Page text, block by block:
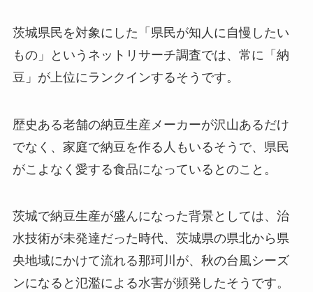
茨城県民を対象にした「県民が知人に自慢したい
もの」というネットリサーチ調査では、常に「納
豆」が上位にランクインするそうです。
歴史ある老舗の納豆生産メーカーが沢山あるだけ
でなく、家庭で納豆を作る人もいるそうで、県民
がこよなく愛する食品になっているとのこと。
茨城で納豆生産が盛んになった背景としては、治
水技術が未発達だった時代、茨城県の県北から県
央地域にかけて流れる那珂川が、秋の台風シーズ
ンになると氾濫による水害が頻発したそうです。